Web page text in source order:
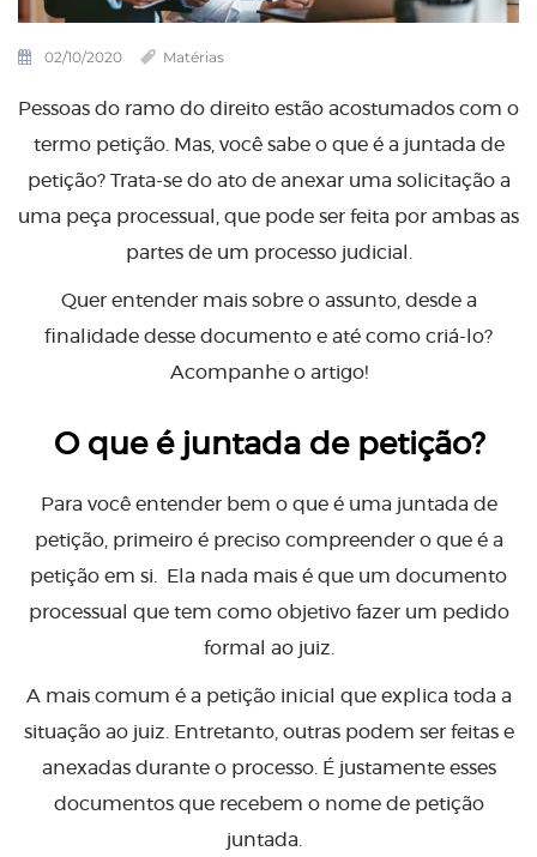
02/10/2020 Matérias
Pessoas do ramo do direito estão acostumados com o
termo petição. Mas, você sabe o que é a juntada de
petição? Trata-se do ato de anexar uma solicitação a
uma peça processual, que pode ser feita por ambas as
partes de um processo judicial.
Quer entender mais sobre o assunto, desde a
finalidade desse documento e até como criá-lo?
Acompanhe o artigo!
O que é juntada de petição?
Para você entender bem o que é uma juntada de
petição, primeiro é preciso compreender o que é a
petição em si. Ela nada mais é que um documento
processual que tem como objetivo fazer um pedido
formal ao juiz.
A mais comum é a petição inicial que explica toda a
situação ao juiz. Entretanto, outras podem ser feitas e
anexadas durante o processo. É justamente esses
documentos que recebem o nome de petição
juntada.